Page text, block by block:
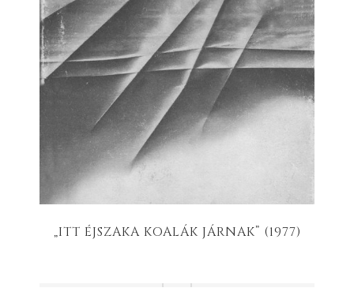
„ITT ÉJSZAKA KOALÁK JÁRNAK” (1977)